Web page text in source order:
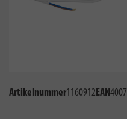
Artikelnummer1160912EAN